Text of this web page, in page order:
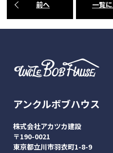
前へ 一覧
アンクルボブハウス
株式会社アカツカ建設
〒190-0021
東京都立川市羽衣町1-8-9